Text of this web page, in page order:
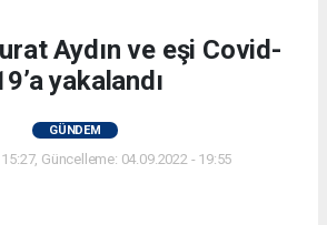
Aydın ve eşi Covid-
yakalandı
GÜNDEM
Güncelleme: 04.09.2022 - 19:55